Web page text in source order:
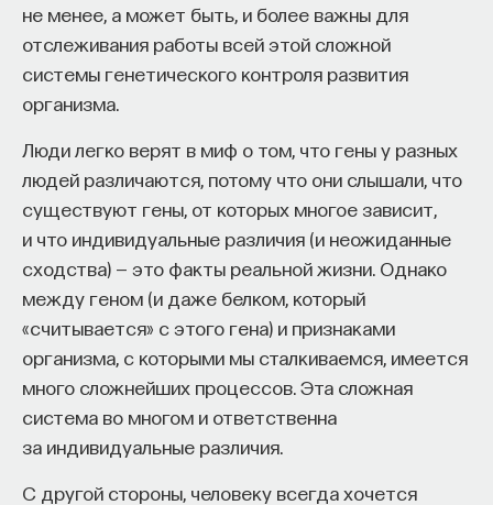
не менее, а может быть, и более важны для
отслеживания работы всей этой сложной
системы генетического контроля развития
организма.
Люди легко верят в миф о том, что гены у разных
людей различаются, потому что они слышали, что
существуют гены, от которых многое зависит,
и что индивидуальные различия (и неожиданные
сходства) — это факты реальной жизни. Однако
между геном (и даже белком, который
«считывается» с этого гена) и признаками
организма, с которыми мы сталкиваемся, имеется
много сложнейших процессов. Эта сложная
система во многом и ответственна
за индивидуальные различия.
С другой стороны, человеку всегда хочется